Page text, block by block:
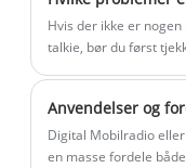
Hvis der ikke er
talkie, bør du først
Anvendelser og
Digital Mobilradio
en masse fordele